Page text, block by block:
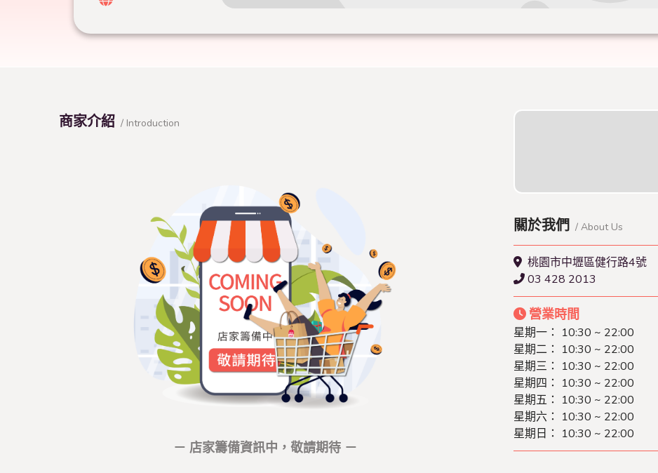
商家介紹 / Introduction
－ 店家籌備資訊中，敬請期待 －
關於我們 / About Us
桃園市中壢區健行路4號
03 428 2013
營業時間
星期一： 10:30 ~ 22:00
星期二： 10:30 ~ 22:00
星期三： 10:30 ~ 22:00
星期四： 10:30 ~ 22:00
星期五： 10:30 ~ 22:00
星期六： 10:30 ~ 22:00
星期日： 10:30 ~ 22:00